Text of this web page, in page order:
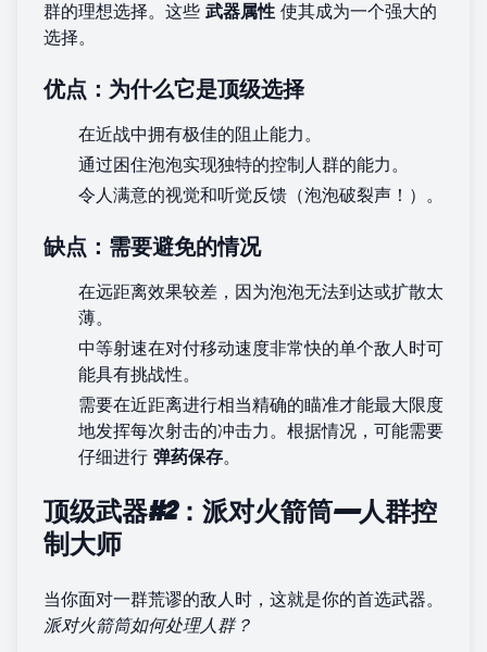
群的理想选择。这些 武器属性 使其成为一个强大的
选择。
优点：为什么它是顶级选择
在近战中拥有极佳的阻止能力。
通过困住泡泡实现独特的控制人群的能力。
令人满意的视觉和听觉反馈（泡泡破裂声！）。
缺点：需要避免的情况
在远距离效果较差，因为泡泡无法到达或扩散太
薄。
中等射速在对付移动速度非常快的单个敌人时可
能具有挑战性。
需要在近距离进行相当精确的瞄准才能最大限度
地发挥每次射击的冲击力。根据情况，可能需要
仔细进行 弹药保存。
顶级武器#2：派对火箭筒——人群控
制大师
当你面对一群荒谬的敌人时，这就是你的首选武器。
派对火箭筒如何处理人群？